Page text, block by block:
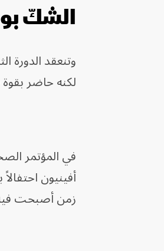
الشكّ
وتنعقد الدورة
لكنه حاضر
في المؤتمر
أفينيون
زمن أصبحت